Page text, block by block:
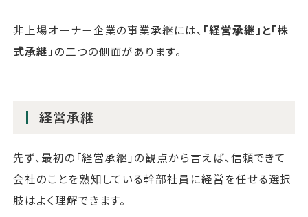
非上場オーナー企業の事業承継には、 「経営承継」と「株
式承継」の二つの側面があります。
経営承継
先ず、最初の「経営承継」の観点から言えば、信頼できて
会社のことを熟知している幹部社員に経営を任せる選択
肢はよく理解できます。